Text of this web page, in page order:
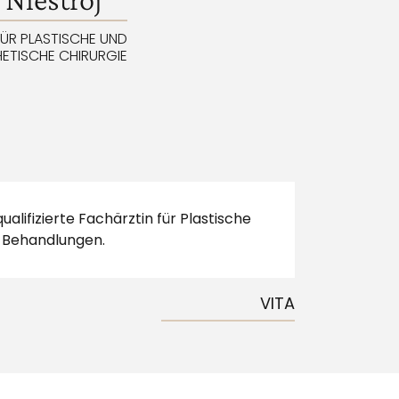
PLASTISCHE UND
CHIRURGIE
Fachärztin für Plastische
VITA